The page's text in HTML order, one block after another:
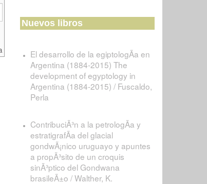
Nuevos libros
El desarrollo de la egiptologÃ­a en
Argentina (1884-2015) The
development of egyptology in
Argentina (1884-2015) / Fuscaldo,
Perla
ContribuciÃ³n a la petrologÃ­a y
estratigrafÃ­a del glacial
gondwÃ¡nico uruguayo y apuntes
a propÃ³sito de un croquis
sinÃ³ptico del Gondwana
brasileÃ±o / Walther, K.